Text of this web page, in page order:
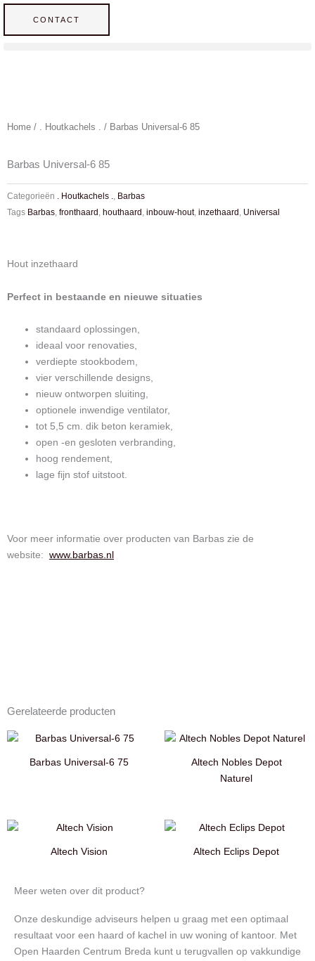
Ga
CONTACT
Home / . Houtkachels . / Barbas Universal-6 85
Barbas Universal-6 85
Categorieën . Houtkachels .
Barbas
Tags Barbas fronthaard houthaard inbouw-hout, inzethaard Universal
Hout inzethaard
Perfect in bestaande en nieuwe situaties
standaard oplossingen,
ideaal voor renovaties,
verdiepte stookbodem,
vier verschillende designs,
nieuw ontworpen sluiting,
optionele inwendige ventilator,
tot 5,5 cm. dik beton keramiek,
open -en gesloten verbranding,
hoog rendement,
lage fijn stof uitstoot.
Voor meer informatie over producten van Barbas zie de
website: www.barbas.nl
Gerelateerde producten
Barbas Universal-6 75
Altech Nobles Depot
Naturel
Altech Vision Altech Eclips Depot
Meer weten over dit product?
Onze deskundige adviseurs helpen u graag met een optimaal
resultaat voor een haard of kachel in uw woning of kantoor. Met
Open Haarden Centrum Breda kunt u terugvallen op vakkundige